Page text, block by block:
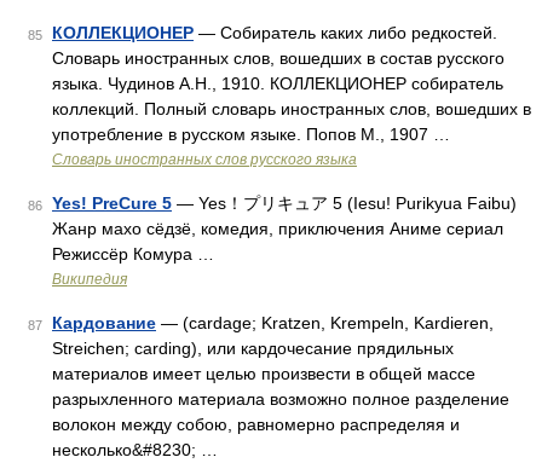
85 КОЛЛЕКЦИОНЕР — Собиратель каких либо редкостей.
Словарь иностранных слов, вошедших в состав русского
языка. Чудинов А.Н., 1910. КОЛЛЕКЦИОНЕР собиратель
коллекций. Полный словарь иностранных слов, вошедших в
употребление в русском языке. Попов М., 1907 …
Словарь иностранных слов русского языка
86 Yes! PreCure 5 — Yes！プリキュア 5 (Iesu! Purikyua Faibu)
Жанр махо сёдзё, комедия, приключения Аниме сериал
Режиссёр Комура …
Википедия
87 Кардование — (cardage; Kratzen, Krempeln, Kardieren,
Streichen; carding), или кардочесание прядильных
материалов имеет целью произвести в общей массе
разрыхленного материала возможно полное разделение
волокон между собою, равномерно распределяя и
несколько&#8230; …